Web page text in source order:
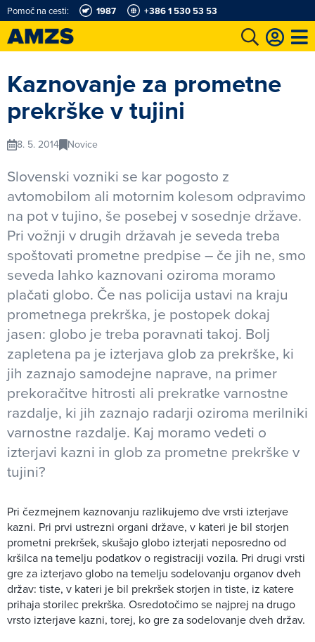
Pomoč na cesti: 1987 +386 1 530 53 53
Kaznovanje za prometne
prekrške v tujini
8. 5. 2014 Novice
Slovenski vozniki se kar pogosto z
avtomobilom ali motornim kolesom odpravimo
na pot v tujino, še posebej v sosednje države.
Pri vožnji v drugih državah je seveda treba
spoštovati prometne predpise – če jih ne, smo
seveda lahko kaznovani oziroma moramo
plačati globo. Če nas policija ustavi na kraju
prometnega prekrška, je postopek dokaj
jasen: globo je treba poravnati takoj. Bolj
zapletena pa je izterjava glob za prekrške, ki
jih zaznajo samodejne naprave, na primer
prekoračitve hitrosti ali prekratke varnostne
razdalje, ki jih zaznajo radarji oziroma merilniki
varnostne razdalje. Kaj moramo vedeti o
izterjavi kazni in glob za prometne prekrške v
tujini?
Pri čezmejnem kaznovanju razlikujemo dve vrsti izterjave
kazni. Pri prvi ustrezni organi države, v kateri je bil storjen
prometni prekršek, skušajo globo izterjati neposredno od
kršilca na temelju podatkov o registraciji vozila. Pri drugi vrsti
gre za izterjavo globo na temelju sodelovanju organov dveh
držav: tiste, v kateri je bil prekršek storjen in tiste, iz katere
prihaja storilec prekrška. Osredotočimo se najprej na drugo
vrsto izterjave kazni, torej, ko gre za sodelovanje dveh držav.